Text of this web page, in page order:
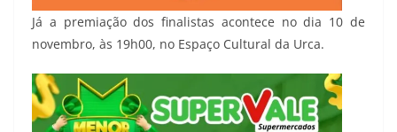
Já a premiação dos finalistas acontece no dia 10 de
novembro, às 19h00, no Espaço Cultural da Urca.